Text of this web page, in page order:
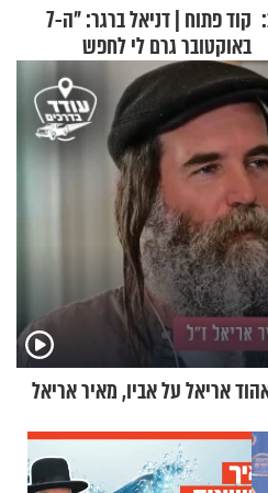
קוד פתוח | דניאל ברגר: "ה-7
באוקטובר גרם לי לחפש
תשובות"
אריאל על אביו, מאיר אריאל